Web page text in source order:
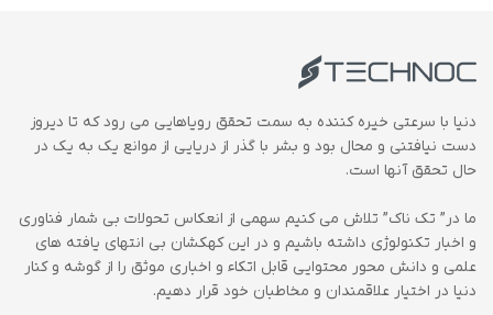
دنیا با سرعتی خیره کننده به سمت تحقق رویاهایی می رود که تا دیروز
دست نیافتنی و محال بود و بشر با گذر از دریایی از موانع یک به یک در
حال تحقق آنها است.
ما در” تک ناک” تلاش می کنیم سهمی از انعکاس تحولات بی شمار فناوری
و اخبار تکنولوژی داشته باشیم و در این کهکشان بی انتهای یافته های
علمی و دانش محور محتوایی قابل اتکاء و اخباری موثق را از گوشه و کنار
دنیا در اختیار علاقمندان و مخاطبان خود قرار دهیم.